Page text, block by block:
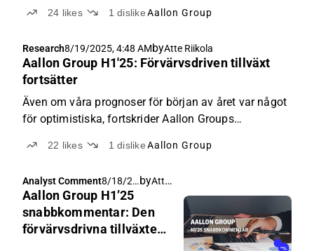
24 likes 1dislikeAallon Group
Research8/19/2025, 4:48 AMbyAtte Riikola
Aallon Group H1'25: Förvärvsdriven tillväxt
fortsätter
Även om våra prognoser för början av året var något
för optimistiska, fortskrider Aallon Groups
22 likes 1dislikeAallon Group
Analyst Comment8/18/20
25, 6:22
AM
by Atte Riikola
Aallon Group H1’25
snabbkommentar: Den
förvärvsdrivna tillväxten